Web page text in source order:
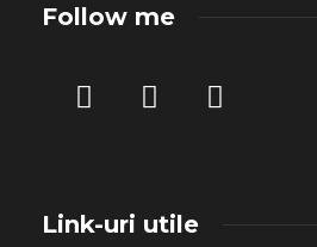
Follow me
Link-uri utile